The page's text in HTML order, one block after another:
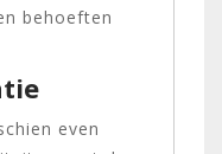
behoeften
even